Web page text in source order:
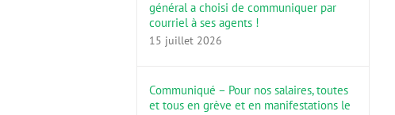
général a choisi de communiquer par
courriel à ses agents !
15 juillet 2026
Communiqué – Pour nos salaires, toutes
et tous en grève et en manifestations le